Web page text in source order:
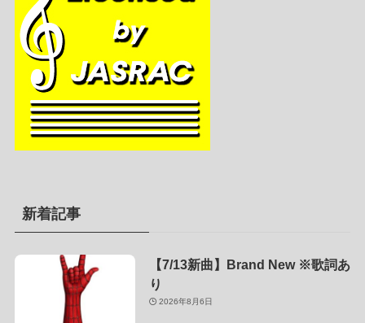
新着記事
【7/13新曲】Brand New ※歌詞あ
り
2026年8月6日